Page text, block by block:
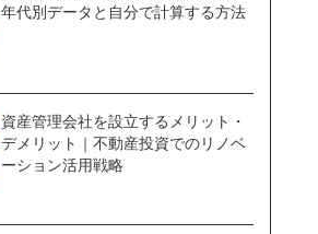
年代別データと自分で計算する方法
資産管理会社を設立するメリット・
デメリット｜不動産投資でのリノベ
ーション活用戦略